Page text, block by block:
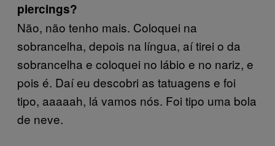
piercings?
Não, não tenho mais. Coloquei na
sobrancelha, depois na língua, aí tirei o da
sobrancelha e coloquei no lábio e no nariz, e
pois é. Daí eu descobri as tatuagens e foi
tipo, aaaaah, lá vamos nós. Foi tipo uma bola
de neve.